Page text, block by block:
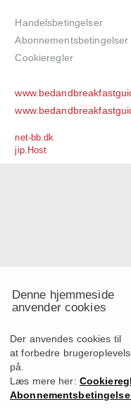
Handelsbetingelser
Abonnementsbetingelser
Cookieregler
net-bb.dk
jip.Host
Denne hjemmeside
anvender cookies
Der anvendes cookies til
at forbedre
på.
Læs mere her: